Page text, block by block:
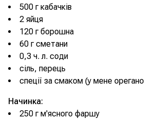
500 г кабачків
2 яйця
120 г борошна
60 г сметани
0,3 ч. л. соди
сіль, перець
спеції за смаком (у мене
Начинка:
250 г м'ясного фаршу